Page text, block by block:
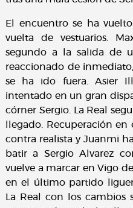
El encuentro se ha
vuelta de vestuarios.
segundo a la salida de
reaccionado de
se ha ido fuera. Asier
intentado en un gran
córner Sergio. La Real
llegado. Recuperación
contra realista y Juanmi
batir a Sergio Alvarez
vuelve a marcar en Vigo
en el último partido
La Real con los cambios